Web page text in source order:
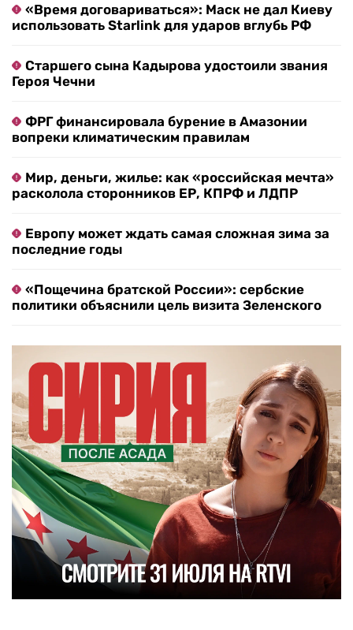
«Время договариваться»: Маск не дал Киеву
использовать Starlink для ударов вглубь РФ
Старшего сына Кадырова удостоили звания
Героя Чечни
ФРГ финансировала бурение в Амазонии
вопреки климатическим правилам
Мир, деньги, жилье: как «российская мечта»
расколола сторонников ЕР, КПРФ и ЛДПР
Европу может ждать самая сложная зима за
последние годы
«Пощечина братской России»: сербские
политики объяснили цель визита Зеленского